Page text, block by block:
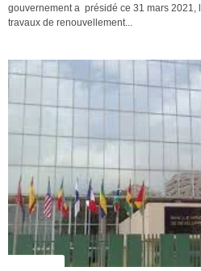
gouvernement a présidé ce 31 mars 2021,
travaux de renouvellement...